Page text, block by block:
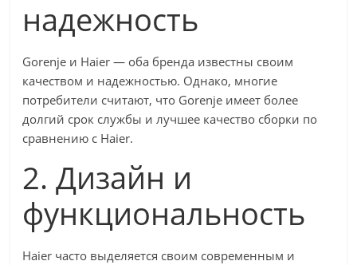
надежность
Gorenje и Haier — оба бренда известны своим
качеством и надежностью. Однако, многие
потребители считают, что Gorenje имеет более
долгий срок службы и лучшее качество сборки по
сравнению с Haier.
2. Дизайн и
функциональность
Haier часто выделяется своим современным и